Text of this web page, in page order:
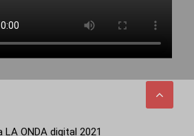
ONDA digital 2021